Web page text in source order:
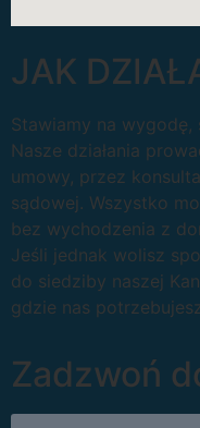
JAK
Stawiamy na
Nasze działania
umowy, przez
sądowej. Wszystko
bez wychodzenia z
Jeśli jednak wolisz
do siedziby naszej
gdzie nas
Zadzwoń